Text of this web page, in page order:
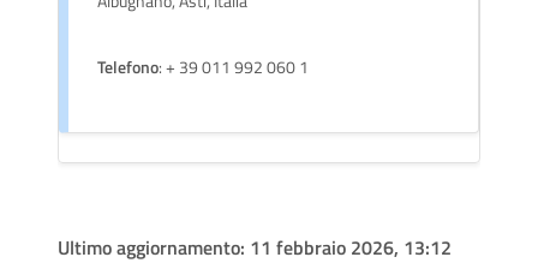
Telefono: + 39 011 992 060 1
Ultimo aggiornamento: 11 febbraio 2026, 13:12